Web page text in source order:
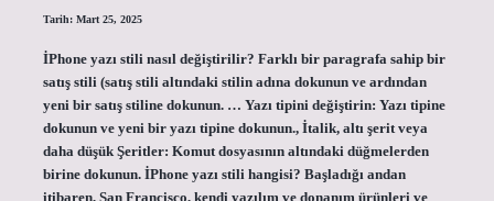
Tarih: Mart 25, 2025
İPhone yazı stili nasıl değiştirilir? Farklı bir paragrafa sahip bir
satış stili (satış stili altındaki stilin adına dokunun ve ardından
yeni bir satış stiline dokunun. … Yazı tipini değiştirin: Yazı tipine
dokunun ve yeni bir yazı tipine dokunun., İtalik, altı şerit veya
daha düşük Şeritler: Komut dosyasının altındaki düğmelerden
birine dokunun. İPhone yazı stili hangisi? Başladığı andan
itibaren, San Francisco, kendi yazılım ve donanım ürünleri ve